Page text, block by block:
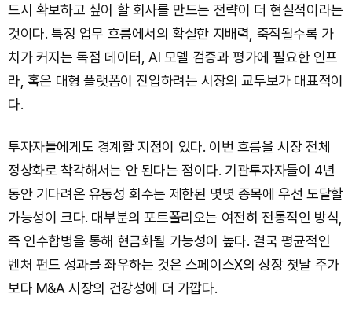
드시 확보하고 싶어 할 회사를 만드는 전략이 더 현실적이라는
것이다. 특정 업무 흐름에서의 확실한 지배력, 축적될수록 가
치가 커지는 독점 데이터, AI 모델 검증과 평가에 필요한 인프
라, 혹은 대형 플랫폼이 진입하려는 시장의 교두보가 대표적이
다.
투자자들에게도 경계할 지점이 있다. 이번 흐름을 시장 전체
정상화로 착각해서는 안 된다는 점이다. 기관투자자들이 4년
동안 기다려온 유동성 회수는 제한된 몇몇 종목에 우선 도달할
가능성이 크다. 대부분의 포트폴리오는 여전히 전통적인 방식,
즉 인수합병을 통해 현금화될 가능성이 높다. 결국 평균적인
벤처 펀드 성과를 좌우하는 것은 스페이스X의 상장 첫날 주가
보다 M&A 시장의 건강성에 더 가깝다.